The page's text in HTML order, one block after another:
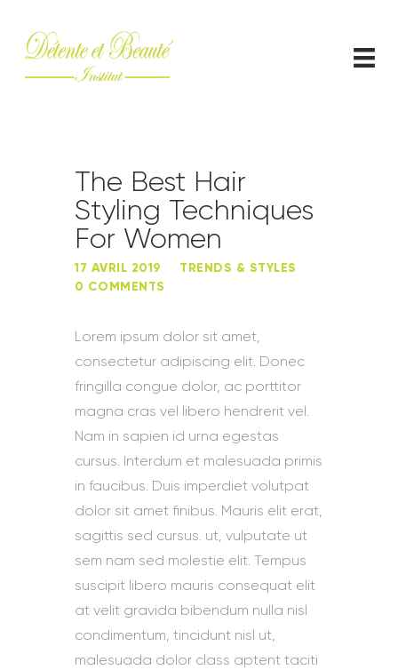
CONTACT
The Best Hair
Styling Techniques
For Women
17 AVRIL 2019
TRENDS & STYLES
0 COMMENTS
Lorem ipsum dolor sit amet,
consectetur adipiscing elit. Donec
fringilla congue dolor, ac porttitor
magna cras vel libero hendrerit vel.
Nam in sapien id urna egestas
cursus. Interdum et malesuada primis
in faucibus. Duis imperdiet volutpat
dolor sit amet finibus. Mauris elit erat,
sagittis sed cursus. ut, vulputate ut
sem nam sed molestie elit. Tempus
suscipit libero mauris consequat elit
at velit gravida bibendum nulla nisl
condimentum, tincidunt nisl ut,
malesuada dolor class aptent taciti